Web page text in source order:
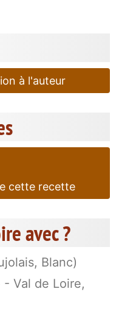
à l'auteur
cette recette
avec ?
Blanc)
- Val de Loire,